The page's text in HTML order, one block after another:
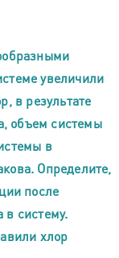
увеличили
в результате
объем системы
в
Определите,
после
в систему.
хлор